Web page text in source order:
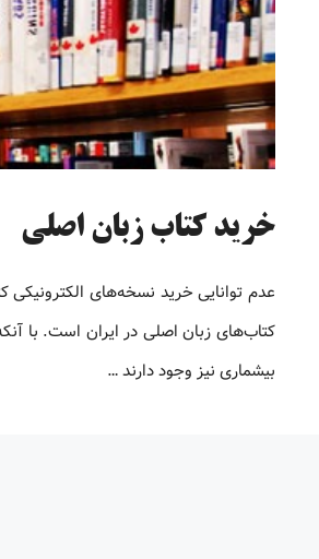
خرید کتاب زبان اصلی
عدم توانایی خرید نسخه‌های
کتاب‌های زبان اصلی در ایران است. با
بیشماری نیز وجود دارند …